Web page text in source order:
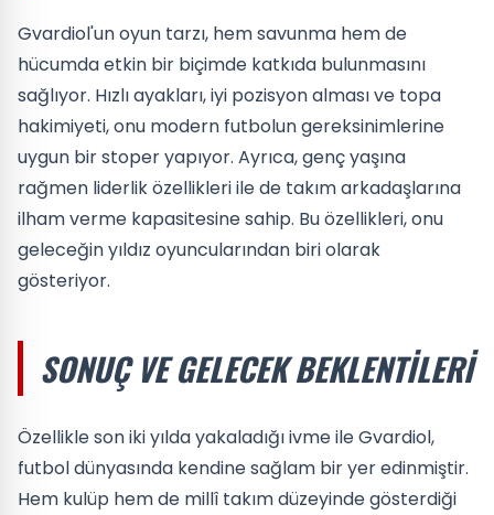
Gvardiol'un oyun tarzı, hem savunma hem de
hücumda etkin bir biçimde katkıda bulunmasını
sağlıyor. Hızlı ayakları, iyi pozisyon alması ve topa
hakimiyeti, onu modern futbolun gereksinimlerine
uygun bir stoper yapıyor. Ayrıca, genç yaşına
rağmen liderlik özellikleri ile de takım arkadaşlarına
ilham verme kapasitesine sahip. Bu özellikleri, onu
geleceğin yıldız oyuncularından biri olarak
gösteriyor.
SONUÇ VE GELECEK BEKLENTILERI
Özellikle son iki yılda yakaladığı ivme ile Gvardiol,
futbol dünyasında kendine sağlam bir yer edinmiştir.
Hem kulüp hem de millî takım düzeyinde gösterdiği